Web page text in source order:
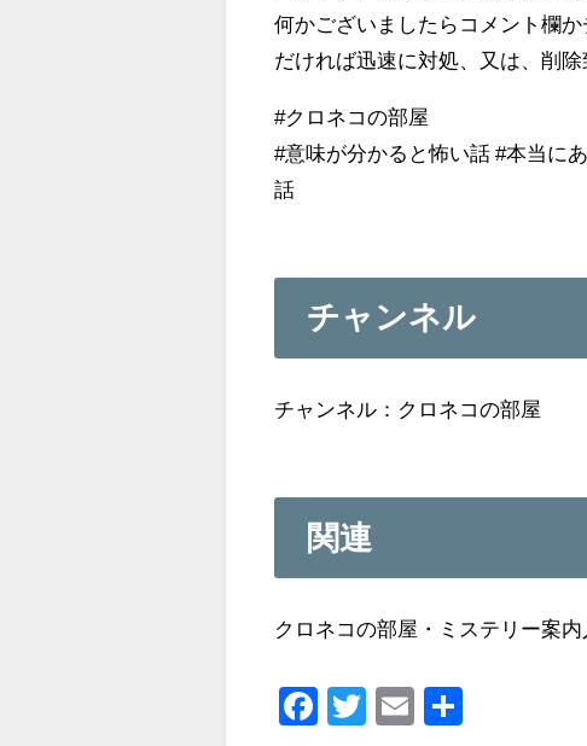
何かございましたらコメント欄
だければ迅速に対処、又は、削除
#クロネコの部屋
#意味が分かると怖い話 #本当に
話
チャンネル
チャンネル：クロネコの部屋
関連
クロネコの部屋・ミステリー案
F
T
E